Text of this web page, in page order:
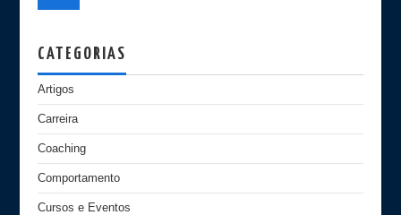
CATEGORIAS
Artigos
Carreira
Coaching
Comportamento
Cursos e Eventos